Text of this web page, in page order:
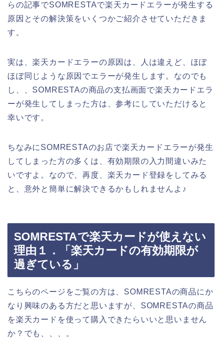
らの記事でSOMRESTAで楽天カードエラーが発生する
原因とその解決策をいくつかご紹介させていただきま
す。
実は、楽天カードエラーの原因は、人は違えど、ほぼ
ほぼ同じような原因でエラーが発生します。なのでも
し、、SOMRESTAの商品の支払画面で楽天カードエラ
ーが発生してしまった方は、参考にしていただけると
幸いです。
ちなみにSOMRESTAのお店で楽天カードエラーが発生
してしまった方の多くは、有効期限の入力間違いみた
いですよ。なので、再度、楽天カード登録をしてみる
と、意外と簡単に解決できるかもしれませんよ♪
SOMRESTAで楽天カードが使えない
理由１．「楽天カードの有効期限が
過ぎている」
こちらのページをご覧の方は、SOMRESTAの商品にか
なり興味のある方だと思いますが、SOMRESTAの商品
を楽天カードを使って購入できたらいいと思いません
か？でも、、、。